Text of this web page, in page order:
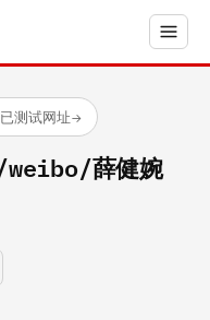
测试网址→
薛健婉